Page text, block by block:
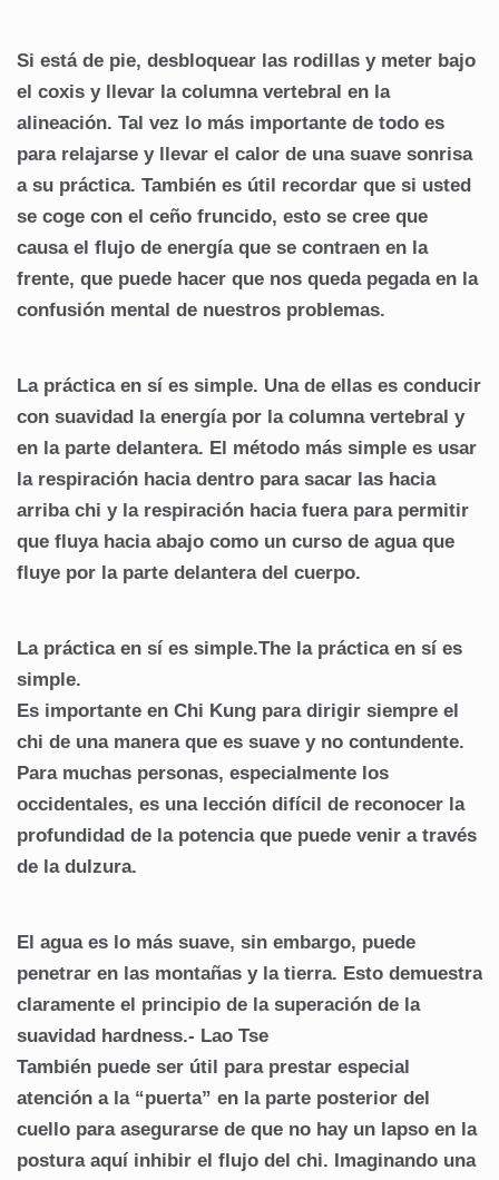
Si está de pie, desbloquear las rodillas y meter bajo
el coxis y llevar la columna vertebral en la
alineación. Tal vez lo más importante de todo es
para relajarse y llevar el calor de una suave sonrisa
a su práctica. También es útil recordar que si usted
se coge con el ceño fruncido, esto se cree que
causa el flujo de energía que se contraen en la
frente, que puede hacer que nos queda pegada en la
confusión mental de nuestros problemas.
La práctica en sí es simple. Una de ellas es conducir
con suavidad la energía por la columna vertebral y
en la parte delantera. El método más simple es usar
la respiración hacia dentro para sacar las hacia
arriba chi y la respiración hacia fuera para permitir
que fluya hacia abajo como un curso de agua que
fluye por la parte delantera del cuerpo.
La práctica en sí es simple.The la práctica en sí es
simple.
Es importante en Chi Kung para dirigir siempre el
chi de una manera que es suave y no contundente.
Para muchas personas, especialmente los
occidentales, es una lección difícil de reconocer la
profundidad de la potencia que puede venir a través
de la dulzura.
El agua es lo más suave, sin embargo, puede
penetrar en las montañas y la tierra. Esto demuestra
claramente el principio de la superación de la
suavidad hardness.- Lao Tse
También puede ser útil para prestar especial
atención a la “puerta” en la parte posterior del
cuello para asegurarse de que no hay un lapso en la
postura aquí inhibir el flujo del chi. Imaginando una